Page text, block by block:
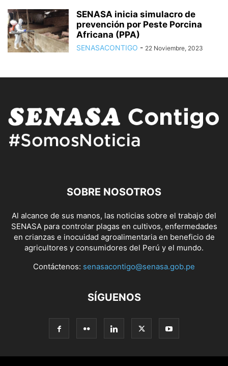
SENASA inicia simulacro de
prevención por Peste Porcina
Africana (PPA)
SENASACONTIGO - 22 Noviembre, 2023
SOBRE NOSOTROS
Al alcance de sus manos, las noticias sobre el trabajo del
SENASA para controlar plagas en cultivos, enfermedades
en crianzas e inocuidad agroalimentaria en beneficio de
agricultores y consumidores del Perú y el mundo.
Contáctenos: senasacontigo@senasa.gob.pe
SÍGUENOS